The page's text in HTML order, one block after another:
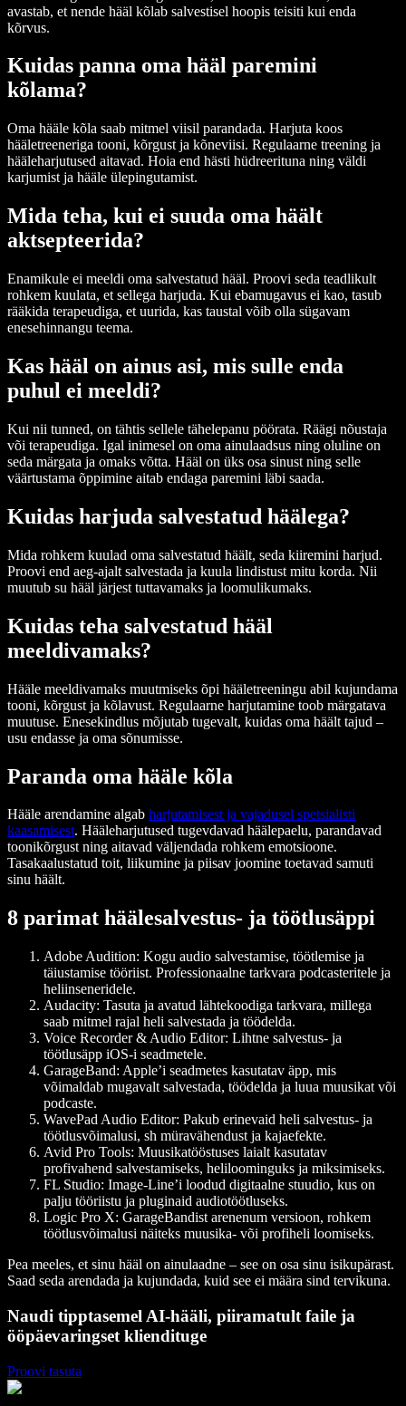
avastab, et nende hääl kõlab salvestisel hoopis teisiti kui enda
kõrvus.
Kuidas panna oma hääl paremini
kõlama?
Oma hääle kõla saab mitmel viisil parandada. Harjuta koos
hääletreeneriga tooni, kõrgust ja kõneviisi. Regulaarne treening ja
hääleharjutused aitavad. Hoia end hästi hüdreerituna ning väldi
karjumist ja hääle ülepingutamist.
Mida teha, kui ei suuda oma häält
aktsepteerida?
Enamikule ei meeldi oma salvestatud hääl. Proovi seda teadlikult
rohkem kuulata, et sellega harjuda. Kui ebamugavus ei kao, tasub
rääkida terapeudiga, et uurida, kas taustal võib olla sügavam
enesehinnangu teema.
Kas hääl on ainus asi, mis sulle enda
puhul ei meeldi?
Kui nii tunned, on tähtis sellele tähelepanu pöörata. Räägi nõustaja
või terapeudiga. Igal inimesel on oma ainulaadsus ning oluline on
seda märgata ja omaks võtta. Hääl on üks osa sinust ning selle
väärtustama õppimine aitab endaga paremini läbi saada.
Kuidas harjuda salvestatud häälega?
Mida rohkem kuulad oma salvestatud häält, seda kiiremini harjud.
Proovi end aeg-ajalt salvestada ja kuula lindistust mitu korda. Nii
muutub su hääl järjest tuttavamaks ja loomulikumaks.
Kuidas teha salvestatud hääl
meeldivamaks?
Hääle meeldivamaks muutmiseks õpi hääletreeningu abil kujundama
tooni, kõrgust ja kõlavust. Regulaarne harjutamine toob märgatava
muutuse. Enesekindlus mõjutab tugevalt, kuidas oma häält tajud –
usu endasse ja oma sõnumisse.
Paranda oma hääle kõla
Hääle arendamine algab harjutamisest ja vajadusel spetsialisti
kaasamisest. Hääleharjutused tugevdavad häälepaelu, parandavad
toonikõrgust ning aitavad väljendada rohkem emotsioone.
Tasakaalustatud toit, liikumine ja piisav joomine toetavad samuti
sinu häält.
8 parimat häälesalvestus- ja töötlusäppi
Adobe Audition: Kogu audio salvestamise, töötlemise ja
täiustamise tööriist. Professionaalne tarkvara podcasteritele ja
heliinseneridele.
Audacity: Tasuta ja avatud lähtekoodiga tarkvara, millega
saab mitmel rajal heli salvestada ja töödelda.
Voice Recorder & Audio Editor: Lihtne salvestus- ja
töötlusäpp iOS-i seadmetele.
GarageBand: Apple’i seadmetes kasutatav äpp, mis
võimaldab mugavalt salvestada, töödelda ja luua muusikat või
podcaste.
WavePad Audio Editor: Pakub erinevaid heli salvestus- ja
töötlusvõimalusi, sh müravähendust ja kajaefekte.
Avid Pro Tools: Muusikatööstuses laialt kasutatav
profivahend salvestamiseks, heliloominguks ja miksimiseks.
FL Studio: Image-Line’i loodud digitaalne stuudio, kus on
palju tööriistu ja pluginaid audiotöötluseks.
Logic Pro X: GarageBandist arenenum versioon, rohkem
töötlusvõimalusi näiteks muusika- või profiheli loomiseks.
Pea meeles, et sinu hääl on ainulaadne – see on osa sinu isikupärast.
Saad seda arendada ja kujundada, kuid see ei määra sind tervikuna.
Naudi tipptasemel AI-hääli, piiramatult faile ja
ööpäevaringset kliendituge
Proovi tasuta